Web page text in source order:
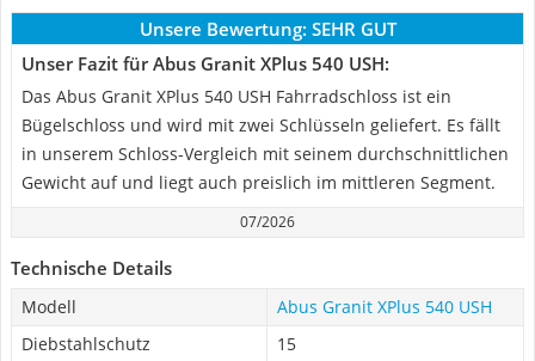
Unsere Bewertung: SEHR GUT
Unser Fazit für Abus Granit XPlus 540 USH:
Das Abus Granit XPlus 540 USH Fahrradschloss ist ein
Bügelschloss und wird mit zwei Schlüsseln geliefert. Es fällt
in unserem Schloss-Vergleich mit seinem durchschnittlichen
Gewicht auf und liegt auch preislich im mittleren Segment.
07/2026
Technische Details
Modell
Abus Granit XPlus 540 USH
Diebstahlschutz
15